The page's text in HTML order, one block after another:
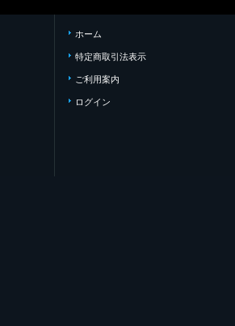
ホーム
特定商取引法表示
ご利用案内
ログイン